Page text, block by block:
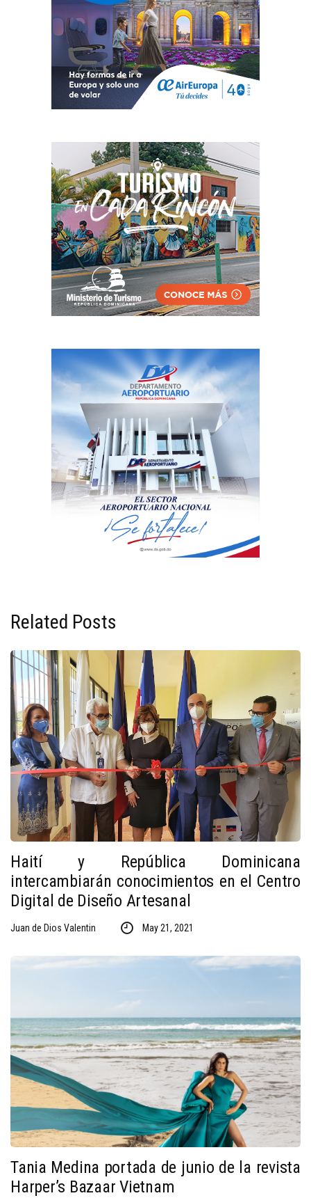
Related Posts
Haití y República Dominicana
intercambiarán conocimientos en el Centro
Digital de Diseño Artesanal
Juan de Dios Valentin May 21, 2021
Tania Medina portada de junio de la revista
Harper’s Bazaar Vietnam